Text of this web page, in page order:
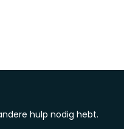
hulp nodig hebt.